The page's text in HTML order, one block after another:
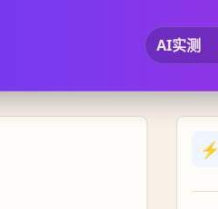
AI实测
⚡